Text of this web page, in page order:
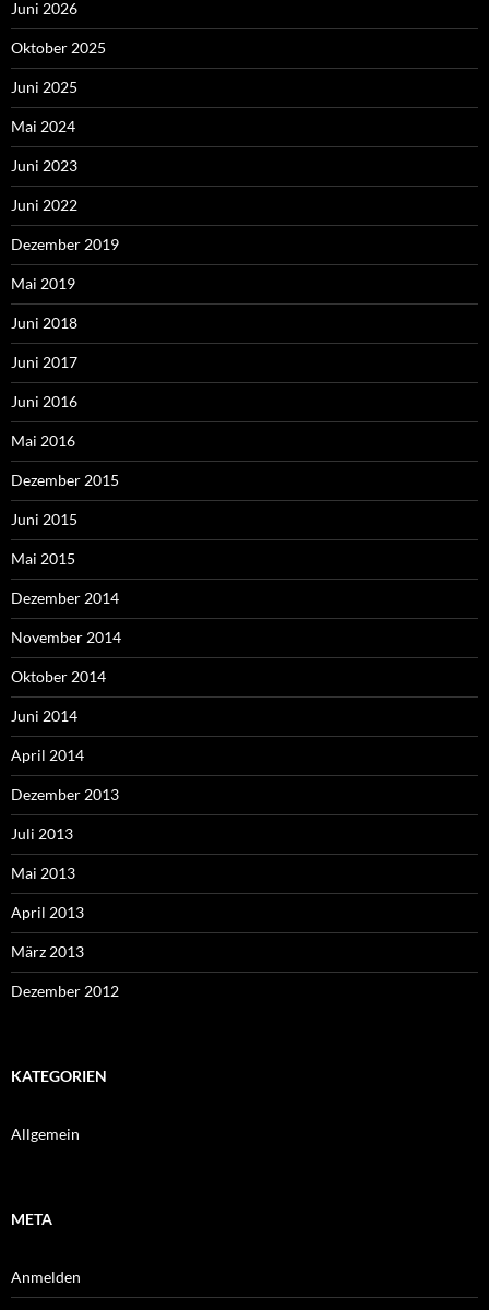
Juni 2026
Oktober 2025
Juni 2025
Mai 2024
Juni 2023
Juni 2022
Dezember 2019
Mai 2019
Juni 2018
Juni 2017
Juni 2016
Mai 2016
Dezember 2015
Juni 2015
Mai 2015
Dezember 2014
November 2014
Oktober 2014
Juni 2014
April 2014
Dezember 2013
Juli 2013
Mai 2013
April 2013
März 2013
Dezember 2012
KATEGORIEN
Allgemein
META
Anmelden